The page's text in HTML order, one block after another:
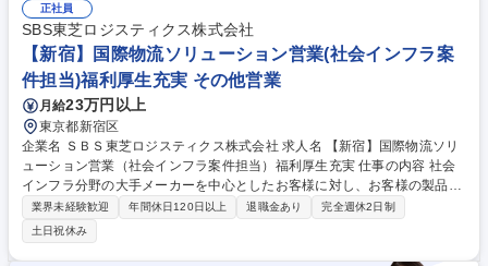
用とデータ管理 ■現場の業務改善（カイゼン）提案およびプロセス最適化
■チームリーダーとしてのメンバー育成・マネジメントサポート ■調達・
受注から配送に至るロジスティクス全般のコントロール 募集職種 【越
谷】物流管理／八幡ねじGの物流DX推進／残業月20h以内・教育体制充実
正社員
SBS東芝ロジスティクス株式会社
【新宿】国際物流ソリューション営業(社会インフラ案
件担当)福利厚生充実 その他営業
月給23万円以上
東京都新宿区
企業名 ＳＢＳ東芝ロジスティクス株式会社 求人名 【新宿】国際物流ソリ
ューション営業（社会インフラ案件担当）福利厚生充実 仕事の内容 社会
インフラ分野の大手メーカーを中心としたお客様に対し、お客様の製品特
性や事業環境を理解しながら、国際物流サービスの提案・運営支援を担当
いただきます。 （変更の範囲：会社の指定する業務） お客様ごとに異な
る物流課題に対し、国際輸送・国内輸送、倉庫保管、梱包改善などを組み
業界未経験歓迎 年間休日120日以上 退職金あり
完全週休2日制
土日祝休み